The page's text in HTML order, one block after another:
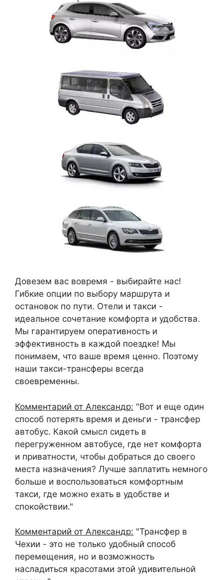
Довезем вас вовремя - выбирайте нас!
Гибкие опции по выбору маршрута и
остановок по пути. Отели и такси -
идеальное сочетание комфорта и удобства.
Мы гарантируем оперативность и
эффективность в каждой поездке! Мы
понимаем, что ваше время ценно. Поэтому
наши такси-трансферы всегда
своевременны.
Комментарий от Александр: "Вот и еще один
способ потерять время и деньги - трансфер
автобус. Какой смысл сидеть в
перегруженном автобусе, где нет комфорта
и приватности, чтобы добраться до своего
места назначения? Лучше заплатить немного
больше и воспользоваться комфортным
такси, где можно ехать в удобстве и
спокойствии."
Комментарий от Александр: "Трансфер в
Чехии - это не только удобный способ
перемещения, но и возможность
насладиться красотами этой удивительной